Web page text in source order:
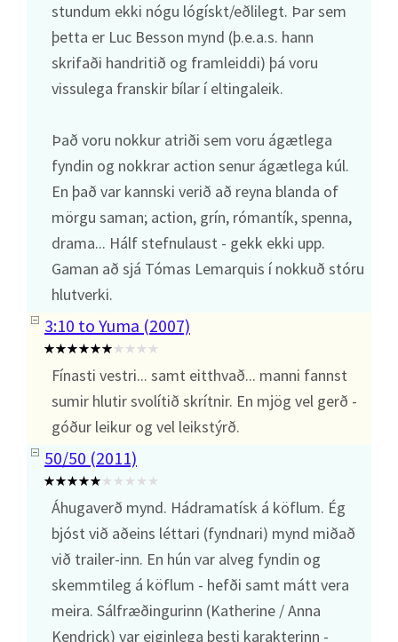
stundum ekki nógu lógískt/eðlilegt. Þar sem
þetta er Luc Besson mynd (þ.e.a.s. hann
skrifaði handritið og framleiddi) þá voru
vissulega franskir bílar í eltingaleik.
Það voru nokkur atriði sem voru ágætlega
fyndin og nokkrar action senur ágætlega kúl.
En það var kannski verið að reyna blanda of
mörgu saman; action, grín, rómantík, spenna,
drama... Hálf stefnulaust - gekk ekki upp.
Gaman að sjá Tómas Lemarquis í nokkuð stóru
hlutverki.
3:10 to Yuma (2007)
Fínasti vestri... samt eitthvað... manni fannst
sumir hlutir svolítið skrítnir. En mjög vel gerð -
góður leikur og vel leikstýrð.
50/50 (2011)
Áhugaverð mynd. Hádramatísk á köflum. Ég
bjóst við aðeins léttari (fyndnari) mynd miðað
við trailer-inn. En hún var alveg fyndin og
skemmtileg á köflum - hefði samt mátt vera
meira. Sálfræðingurinn (Katherine / Anna
Kendrick) var eiginlega besti karakterinn -